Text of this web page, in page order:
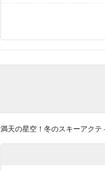
8,166円/人/
目の前！小学生までリフ
【西館】【室料】連泊プ
前！小学生までリフト券
ンダード2食！北アルプ
1泊2食付き12,050円/
【夕食付】早朝に出発さ
【朝食付】ご到着が遅い
スを望む露天風呂付の温
朝食のみ8,050円/人/
満天の星空！冬のスキーアクテ